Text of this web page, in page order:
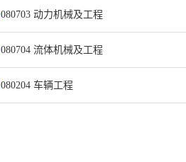
080703 动力机械及工程
080704 流体机械及工程
080204 车辆工程